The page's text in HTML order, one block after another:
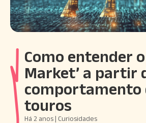
Como entender o
Market’ a partir
comportamento
touros
Há 2 anos | Curiosidades